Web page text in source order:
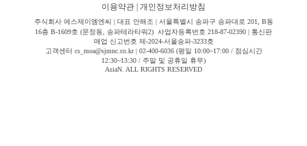
이용약관 개인정보처리방침
주식회사 에스제이엠엔씨 | 대표 안해조 | 서울특별시 송파구 송파대로 201, B동
16층 B-1609호 (문정동, 송파테라타워2) 사업자등록번호 218-87-02390 | 통신판
매업 신고번호 제-2024-서울송파-3233호
고객센터 cs_moa@sjmnc.co.kr | 02-400-6036 (평일 10:00~17:00 / 점심시간
12:30~13:30 / 주말 및 공휴일 휴무)
AsiaN. ALL RIGHTS RESERVED